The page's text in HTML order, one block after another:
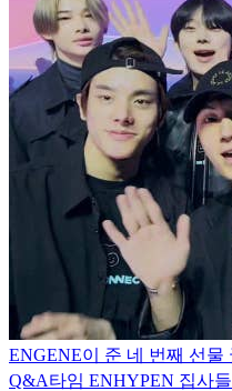
ENGENE이 준 네 번째 선물
Q&A타임 ENHYPEN 집사들